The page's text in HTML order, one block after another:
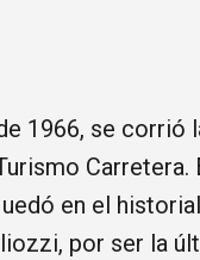
1966, se corrió
Carretera.
en el
por ser la